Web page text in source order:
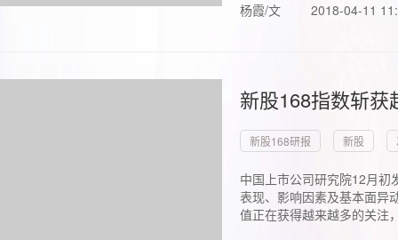
杨霞/文
2018-04-11
新股168指数斩
新股168研报 新股
中国上市公司研究院12月初
表现、影响因素及基本面异
值正在获得越来越多的关注